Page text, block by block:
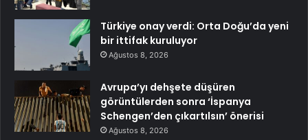
Türkiye onay verdi: Orta Doğu’da yeni
bir ittifak kuruluyor
Ağustos 8, 2026
Avrupa’yı dehşete düşüren
görüntülerden sonra ‘İspanya
Schengen’den çıkartılsın’ önerisi
Ağustos 8, 2026